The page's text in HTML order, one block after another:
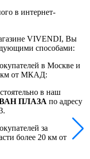
в интернет-
VIVENDI, Вы
способами:
в Москве и
км от МКАД:
в наш
ПЛАЗА по адресу
за
более 20 км от